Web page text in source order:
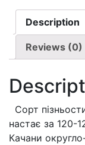
голова
(вага
0,5г.)
quantity
Description
Reviews (0)
Сорт
настає за 120-
Качани